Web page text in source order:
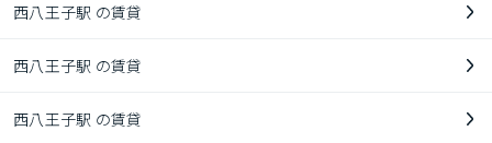
西八王子駅 の賃貸
西八王子駅 の賃貸
西八王子駅 の賃貸